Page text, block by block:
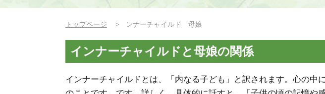
トップページ ンナーチャイルド 母娘
インナーチャイルドと母娘の関係
インナーチャイルドとは、「内なる子ども」と訳されます。心の中